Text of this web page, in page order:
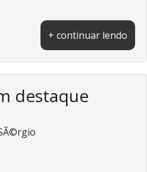
+ continuar lendo
destaque